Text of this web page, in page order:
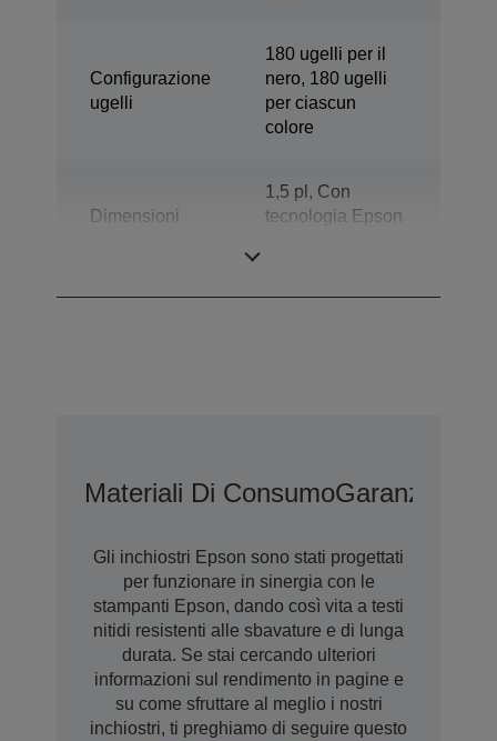
Configurazione
ugelli
180 ugelli per il
nero, 180 ugelli
per ciascun
colore
Dimensioni
1,5 pl, Con
tecnologia Epson
Materiali Di ConsumoGaranzia
Gli inchiostri Epson sono stati progettati
per funzionare in sinergia con le
stampanti Epson, dando così vita a testi
nitidi resistenti alle sbavature e di lunga
durata. Se stai cercando ulteriori
informazioni sul rendimento in pagine e
su come sfruttare al meglio i nostri
inchiostri, ti preghiamo di seguire questo